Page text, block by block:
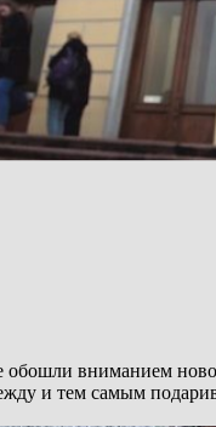
обошли вниманием
и тем самым